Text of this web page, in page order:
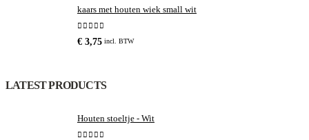
€ 3,50. € 2,00.
kaars met houten wiek small wit
0 out of 5
€ 3,75 incl. BTW
LATEST PRODUCTS
Houten stoeltje - Wit